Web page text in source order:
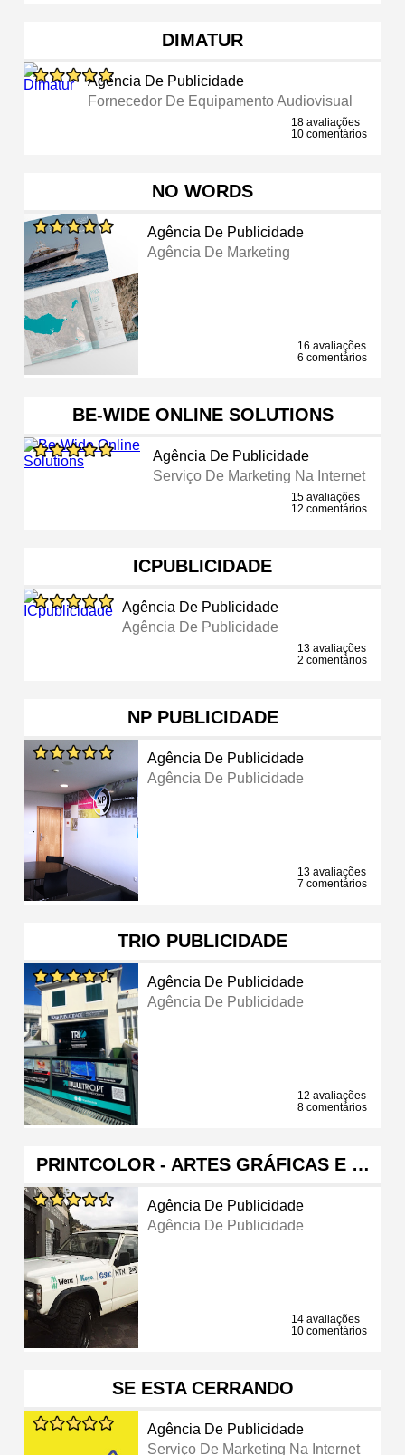
DIMATUR
Agência De Publicidade
Fornecedor De Equipamento Audiovisual
18 avaliações
10 comentários
NO WORDS
Agência De Publicidade
Agência De Marketing
16 avaliações
6 comentários
BE-WIDE ONLINE SOLUTIONS
Agência De Publicidade
Serviço De Marketing Na Internet
15 avaliações
12 comentários
ICPUBLICIDADE
Agência De Publicidade
Agência De Publicidade
13 avaliações
2 comentários
NP PUBLICIDADE
Agência De Publicidade
Agência De Publicidade
13 avaliações
7 comentários
TRIO PUBLICIDADE
Agência De Publicidade
Agência De Publicidade
12 avaliações
8 comentários
PRINTCOLOR - ARTES GRÁFICAS E …
Agência De Publicidade
Agência De Publicidade
14 avaliações
10 comentários
SE ESTA CERRANDO
Agência De Publicidade
Serviço De Marketing Na Internet